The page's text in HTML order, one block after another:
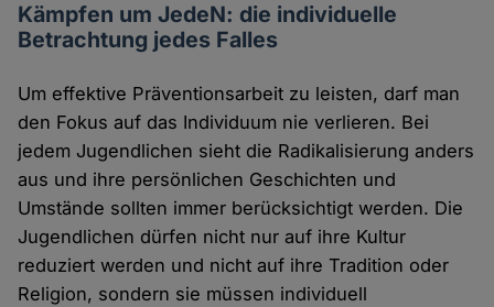
Kämpfen um JedeN: die individuelle
Betrachtung jedes Falles
Um effektive Präventionsarbeit zu leisten, darf man
den Fokus auf das Individuum nie verlieren. Bei
jedem Jugendlichen sieht die Radikalisierung anders
aus und ihre persönlichen Geschichten und
Umstände sollten immer berücksichtigt werden. Die
Jugendlichen dürfen nicht nur auf ihre Kultur
reduziert werden und nicht auf ihre Tradition oder
Religion, sondern sie müssen individuell